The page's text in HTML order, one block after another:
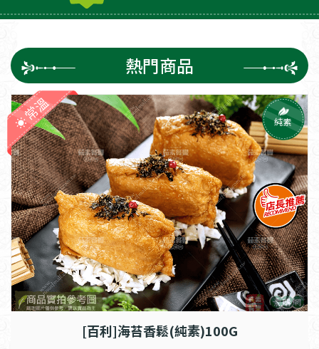
熱門商品
[百利]海苔香鬆(純素)100G
常溫 純素